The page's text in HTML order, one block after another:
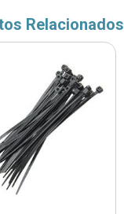
Relacionados